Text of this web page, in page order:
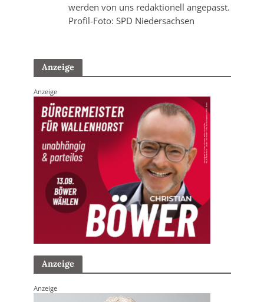
werden von uns redaktionell angepasst.
Profil-Foto: SPD Niedersachsen
Anzeige
Anzeige
Anzeige
Anzeige